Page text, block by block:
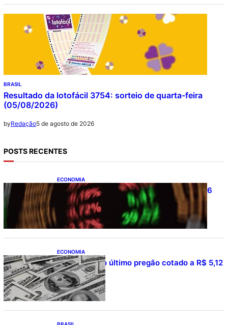
BRASIL
Resultado da lotofácil 3754: sorteio de quarta-feira
(05/08/2026)
byRedação5 de agosto de 2026
POSTS RECENTES
ECONOMIA
Ibovespa fecha último pregão aos 177.726
pontos
ECONOMIA
Dólar fecha o último pregão cotado a R$ 5,12
BRASIL